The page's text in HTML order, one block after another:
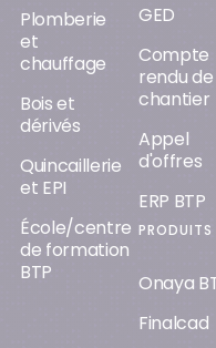
Plomberie
et
chauffage
Bois et
dérivés
Quincaillerie
et EPI
École/centre
de formation
BTP
GED
Compte
rendu de
chantier
Appel
d'offres
ERP BTP
PRODUITS
Onaya
Finalcad